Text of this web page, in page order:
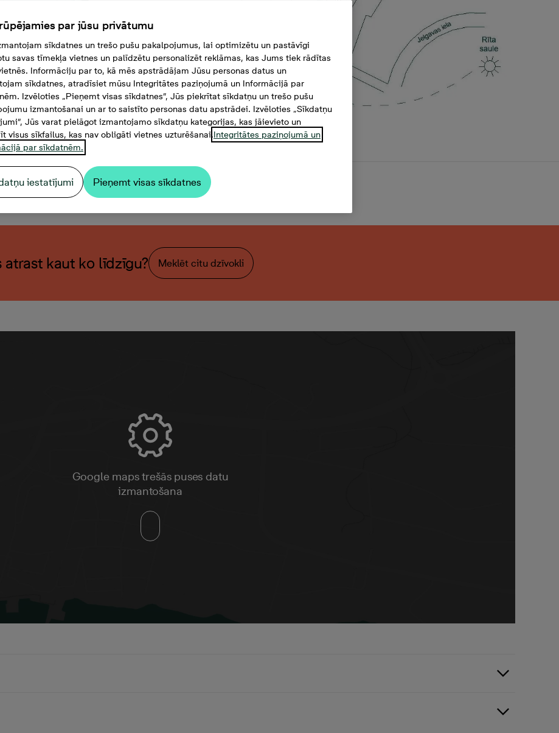
dzīvoklis, Platība 66 m²
atrast kaut ko līdzīgu? Meklēt citu dzīvokli
Google maps trešās puses datu
izmantošana
par jūsu privātumu
sīkdatnes un trešo pušu pakalpojumus, lai optimizētu un pastāvīgi
savas tīmekļa vietnes un palīdzētu personalizēt reklāmas, kas Jums tiek rādītas
Informāciju par to, kā mēs apstrādājam Jūsu personas datus un
sīkdatnes, atradīsiet mūsu Integritātes paziņojumā un Informācijā par
Izvēloties „Pieņemt visas sīkdatnes”, Jūs piekrītat sīkdatņu un trešo pušu
izmantošanai un ar to saistīto personas datu apstrādei. Izvēloties „Sīkdatņu
Jūs varat pielāgot izmantojamo sīkdatņu kategorijas, kas jāievieto un
visus sīkfailus, kas nav obligāti vietnes uzturēšanai.Integritātes paziņojumā un
par sīkdatnēm.
iestatījumi Pieņemt visas sīkdatnes